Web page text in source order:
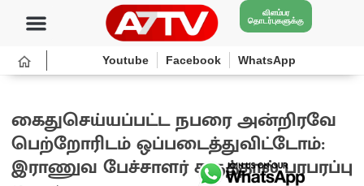
விளம்பர
தொடர்புகளுக்கு
Youtube Facebook WhatsApp
கைதுசெய்யப்பட்ட நபரை அன்றிரவே
பெற்றோரிடம் ஒப்படைத்துவிட்டோம்:
இராணுவ பேச்சாளர் கருத்தால் பரபரப்பு